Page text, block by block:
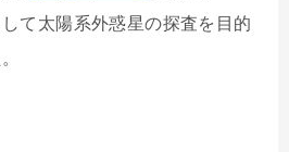
て太陽系外惑星の探査を目的